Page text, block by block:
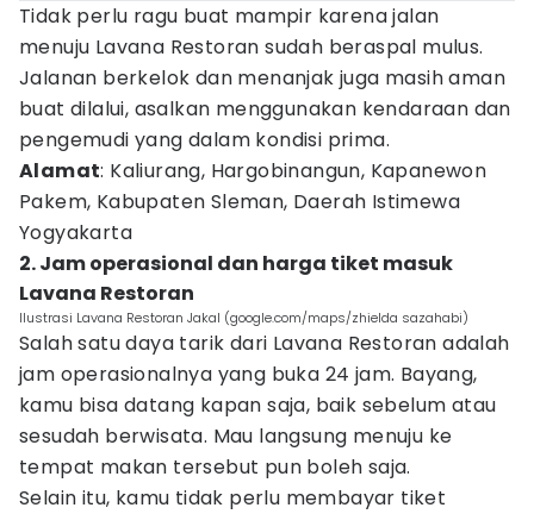
Tidak perlu ragu buat mampir karena jalan
menuju Lavana Restoran sudah beraspal mulus.
Jalanan berkelok dan menanjak juga masih aman
buat dilalui, asalkan menggunakan kendaraan dan
pengemudi yang dalam kondisi prima.
Alamat: Kaliurang, Hargobinangun, Kapanewon
Pakem, Kabupaten Sleman, Daerah Istimewa
Yogyakarta
2. Jam operasional dan harga tiket masuk
Lavana Restoran
Ilustrasi Lavana Restoran Jakal (google.com/maps/zhielda sazahabi)
Salah satu daya tarik dari Lavana Restoran adalah
jam operasionalnya yang buka 24 jam. Bayang,
kamu bisa datang kapan saja, baik sebelum atau
sesudah berwisata. Mau langsung menuju ke
tempat makan tersebut pun boleh saja.
Selain itu, kamu tidak perlu membayar tiket